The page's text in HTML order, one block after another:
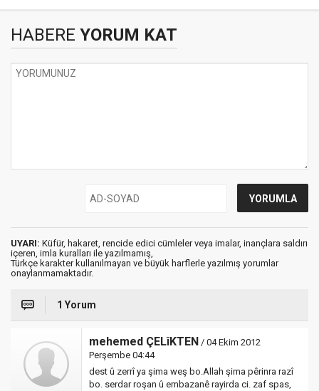
HABERE YORUM KAT
UYARI: Küfür, hakaret, rencide edici cümleler veya imalar, inançlara saldırı
içeren, imla kuralları ile yazılmamış,
Türkçe karakter kullanılmayan ve büyük harflerle yazılmış yorumlar
onaylanmamaktadır.
1 Yorum
mehemed ÇELîKTEN / 04 Ekim 2012
Perşembe 04:44
dest û zerrî ya şima weş bo.Allah şima pêrinra razî
bo. serdar roşan û embazanê rayirda ci. zaf spas,